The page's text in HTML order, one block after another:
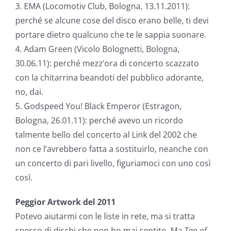
3. EMA (Locomotiv Club, Bologna, 13.11.2011):
perché se alcune cose del disco erano belle, ti devi
portare dietro qualcuno che te le sappia suonare.
4. Adam Green (Vicolo Bolognetti, Bologna,
30.06.11): perché mezz’ora di concerto scazzato
con la chitarrina beandoti del pubblico adorante,
no, dai.
5. Godspeed You! Black Emperor (Estragon,
Bologna, 26.01.11): perché avevo un ricordo
talmente bello del concerto al Link del 2002 che
non ce l’avrebbero fatta a sostituirlo, neanche con
un concerto di pari livello, figuriamoci con uno così
così.
Peggior Artwork del 2011
Potevo aiutarmi con le liste in rete, ma si tratta